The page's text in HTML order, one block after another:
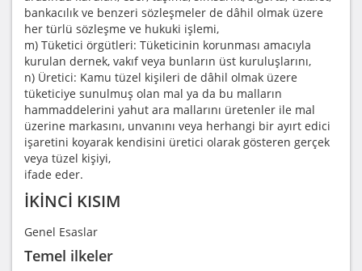
bankacılık ve benzeri sözleşmeler de dâhil olmak üzere
her türlü sözleşme ve hukuki işlemi,
m) Tüketici örgütleri: Tüketicinin korunması amacıyla
kurulan dernek, vakıf veya bunların üst kuruluşlarını,
n) Üretici: Kamu tüzel kişileri de dâhil olmak üzere
tüketiciye sunulmuş olan mal ya da bu malların
hammaddelerini yahut ara mallarını üretenler ile mal
üzerine markasını, unvanını veya herhangi bir ayırt edici
işaretini koyarak kendisini üretici olarak gösteren gerçek
veya tüzel kişiyi,
ifade eder.
İKİNCİ KISIM
Genel Esaslar
Temel ilkeler